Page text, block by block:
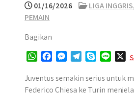
01/16/2026 LIGA INGGRIS,
PEMAIN
Bagikan
W
a
t
c
e
s
s
l
e
y
p
n
e
Juventus semakin serius untuk
Federico Chiesa ke Turin